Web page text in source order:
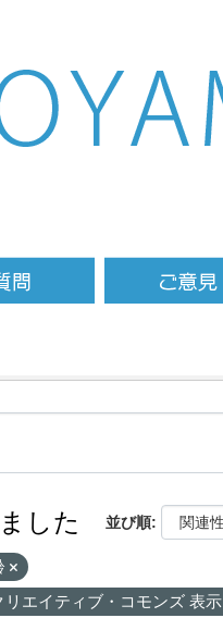
並び順
した
リエイティブ・コモンズ 表示